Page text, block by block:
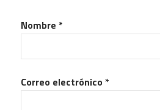
Nombre *
Correo electrónico *